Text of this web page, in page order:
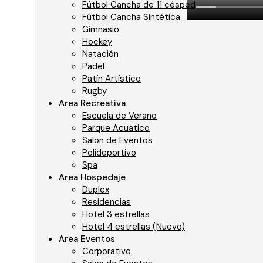
Fútbol Cancha de 11 césped
Fútbol Cancha Sintética
Gimnasio
Hockey
Natación
Padel
Patín Artístico
Rugby
Area Recreativa
Escuela de Verano
Parque Acuatico
Salon de Eventos
Polideportivo
Spa
Area Hospedaje
Duplex
Residencias
Hotel 3 estrellas
Hotel 4 estrellas (Nuevo)
Area Eventos
Corporativo
Patín Artístico
Guadalupe de Melo
Primer Encuentro
Nacional de Patín
Artístico
c2110005enPrimer
Encuentro Nacional de
Patín Artístico
LUIS
Primer
Encuentro Nacional de
Patín Artístico
c2110005enPrimer
Encuentro Nacional de